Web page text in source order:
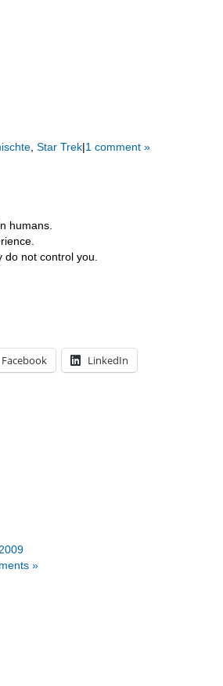
, Star Trek 1 comment »
humans.
do not control you.
Facebook LinkedIn
»